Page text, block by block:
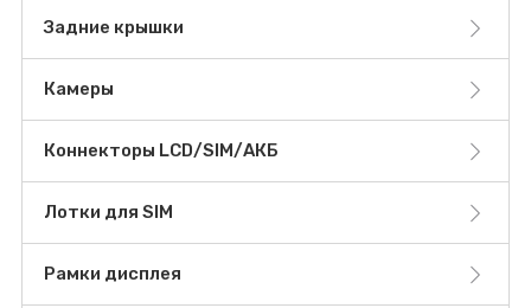
Задние крышки
Камеры
Коннекторы LCD/SIM/АКБ
Лотки для SIM
Рамки дисплея